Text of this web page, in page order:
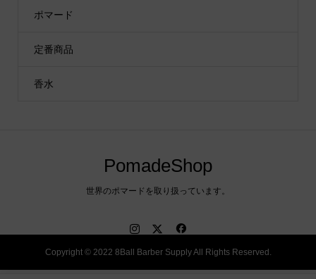
ポマード
定番商品
香水
PomadeShop
世界のポマードを取り扱っています。
Copyright © 2022 8Ball Barber Supply All Rights Reserved.